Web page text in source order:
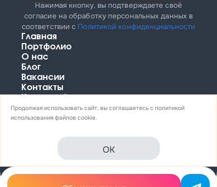
Нажимая кнопку, вы подтверждаете своё
согласие на обработку персональных данных в
соответствии с Политикой конфиденциальности
Главная
Портфолио
О нас
Блог
Вакансии
Контакты
Карта сайта
8 (812) 425-62-05
ул. Магнитогорская, 51А, офис 109
Политика конфиденциальности
Продолжая использовать сайт, вы соглашаетесь с политикой
использованияфайлов cookie.
OK